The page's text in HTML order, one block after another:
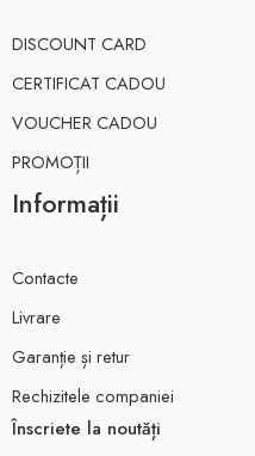
DISCOUNT CARD
CERTIFICAT CADOU
VOUCHER CADOU
PROMOȚII
Informații
Contacte
Livrare
Garanție și retur
Rechizitele companiei
Înscriete la noutăți